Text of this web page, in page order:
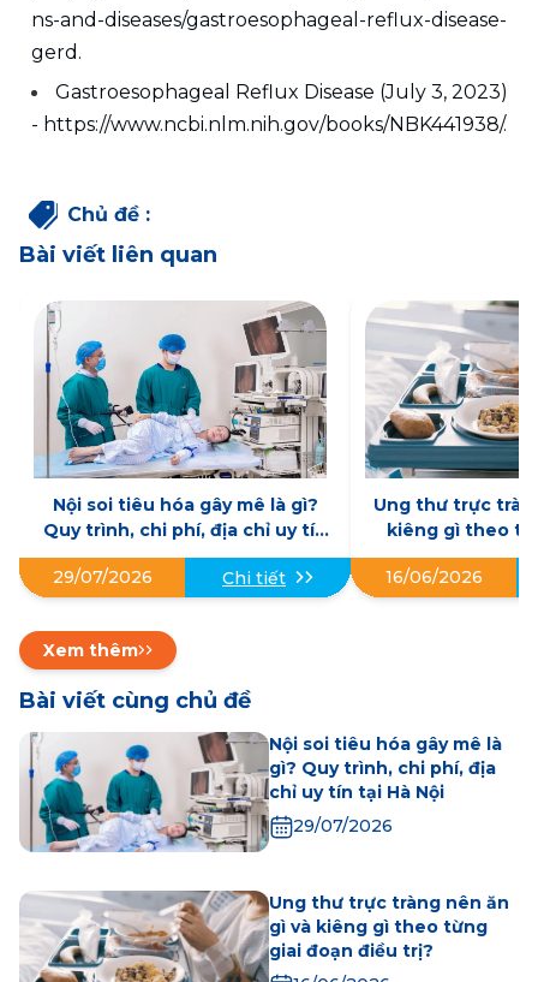
ns-and-diseases/gastroesophageal-reflux-disease-
gerd.
Gastroesophageal Reflux Disease (July 3, 2023)
- https://www.ncbi.nlm.nih.gov/books/NBK441938/.
Chủ đề :
Bài viết liên quan
Nội soi tiêu hóa gây mê là gì?
Quy trình, chi phí, địa chỉ uy tín
tại Hà Nội
29/07/2026
Chi tiết
Ung thư trực
kiêng gì theo
điều
16/06/2026
Xem thêm
Bài viết cùng chủ đề
Nội soi tiêu hóa gây mê là
gì? Quy trình, chi phí, địa
chỉ uy tín tại Hà Nội
29/07/2026
Ung thư trực tràng nên ăn
gì và kiêng gì theo từng
giai đoạn điều trị?